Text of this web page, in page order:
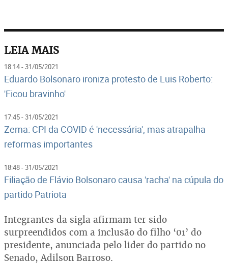
LEIA MAIS
18:14 - 31/05/2021
Eduardo Bolsonaro ironiza protesto de Luis Roberto:
'Ficou bravinho'
17:45 - 31/05/2021
Zema: CPI da COVID é 'necessária', mas atrapalha
reformas importantes
18:48 - 31/05/2021
Filiação de Flávio Bolsonaro causa 'racha' na cúpula do
partido Patriota
Integrantes da sigla afirmam ter sido
surpreendidos com a inclusão do filho ‘01’ do
presidente, anunciada pelo lider do partido no
Senado, Adilson Barroso.